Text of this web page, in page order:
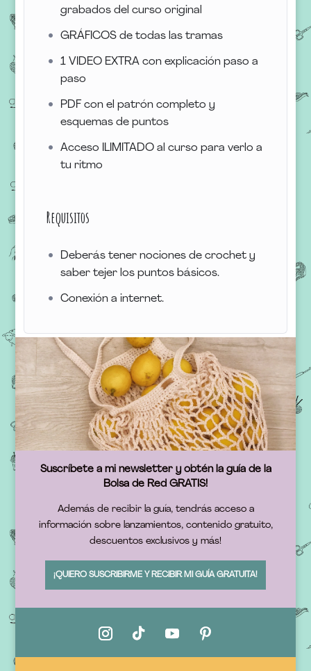
grabados del curso original
GRÁFICOS de todas las tramas
1 VIDEO EXTRA con explicación paso a
paso
PDF con el patrón completo y
esquemas de puntos
Acceso ILIMITADO al curso para verlo a
tu ritmo
Requisitos
Deberás tener nociones de crochet y
saber tejer los puntos básicos.
Conexión a internet.
Suscríbete a mi newsletter y obtén la guía de la
Bolsa de Red GRATIS!
Además de recibir la guía, tendrás acceso a
información sobre lanzamientos, contenido gratuito,
descuentos exclusivos y más!
¡QUIERO SUSCRIBIRME Y RECIBIR MI GUÍA GRATUITA!